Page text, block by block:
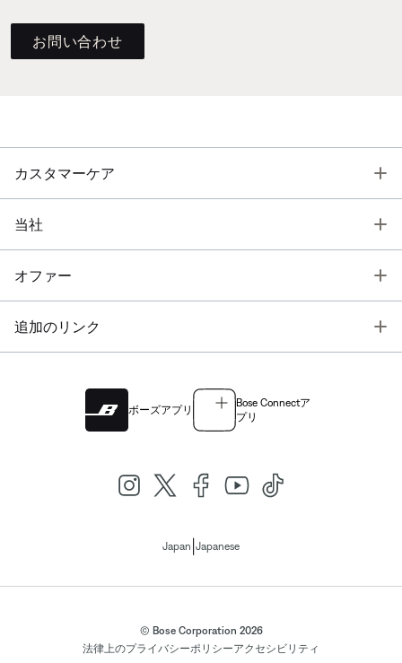
お問い合わせ
カスタマーケア
当社
オファー
追加のリンク
ボーズアプリ
Bose Connectア
プリ
Japan Japanese
© Bose Corporation 2026
法律上のプライバシーポリシーアクセシビリティ